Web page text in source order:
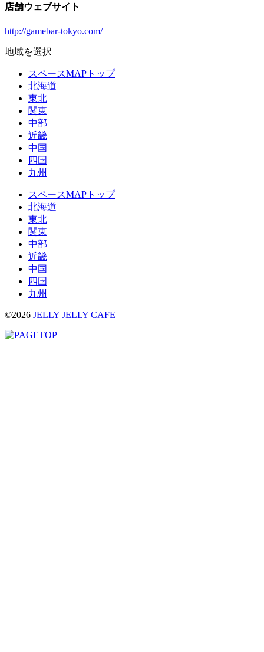
店舗ウェブサイト
http://gamebar-tokyo.com/
地域を選択
スペースMAPトップ
北海道
東北
関東
中部
近畿
中国
四国
九州
スペースMAPトップ
北海道
東北
関東
中部
近畿
中国
四国
九州
©2026 JELLY JELLY CAFE